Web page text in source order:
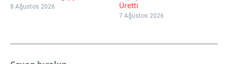
8 Ağustos 2026
Üretti
7 Ağustos 2026